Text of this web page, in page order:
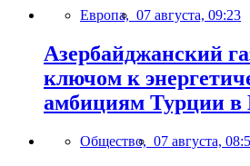
Европа, 07 августа, 09:23
Азербайджанский
ключом к
амбициям Турции в
Общество, 07 августа,